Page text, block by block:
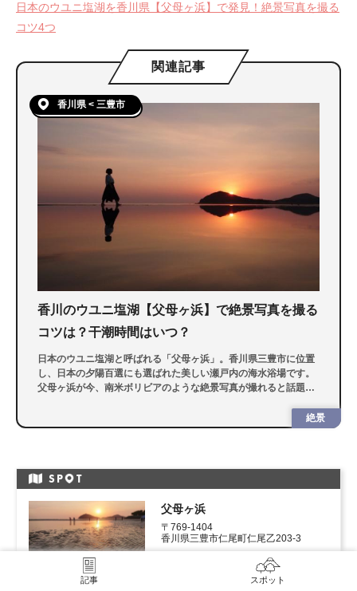
日本のウユニ塩湖を香川県【父母ヶ浜】で発見！絶景写真を撮る
コツ4つ
関連記事
香川県 < 三豊市
香川のウユニ塩湖【父母ヶ浜】で絶景写真を撮る
コツは？干潮時間はいつ？
日本のウユニ塩湖と呼ばれる「父母ヶ浜」。香川県三豊市に位置
し、日本の夕陽百選にも選ばれた美しい瀬戸内の海水浴場です。
父母ヶ浜が今、南米ボリビアのような絶景写真が撮れると話題
絶景
SP T
父母ヶ浜
〒769-1404
香川県三豊市仁尾町仁尾乙203-3
詳細情報を見る
記事 スポット